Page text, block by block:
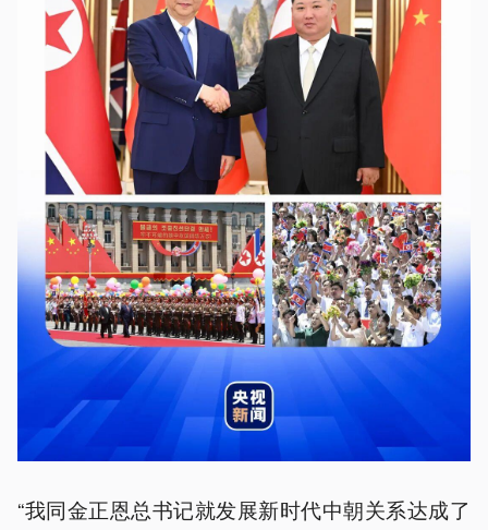
“我同金正恩总书记就发展新时代中朝关系达成了